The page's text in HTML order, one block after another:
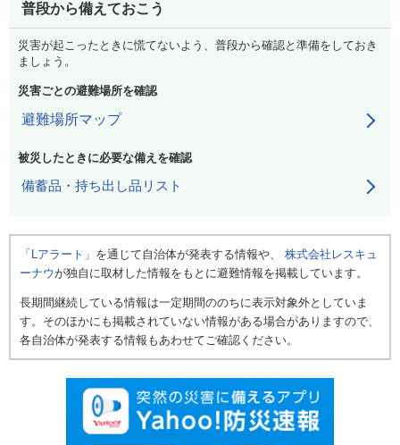
普段から備えておこう
災害が起こったときに慌てないよう、普段から確認と準備をしておき
ましょう。
災害ごとの避難場所を確認
避難場所マップ
被災したときに必要な備えを確認
備蓄品・持ち出し品リスト
「Lアラート」 を通じて自治体が発表する情報や、 株式会社レスキュ
ーナウが独自に取材した情報をもとに避難情報を掲載しています。
長期間継続している情報は一定期間ののちに表示対象外としていま
す。そのほかにも掲載されていない情報がある場合がありますので、
各自治体が発表する情報もあわせてご確認ください。